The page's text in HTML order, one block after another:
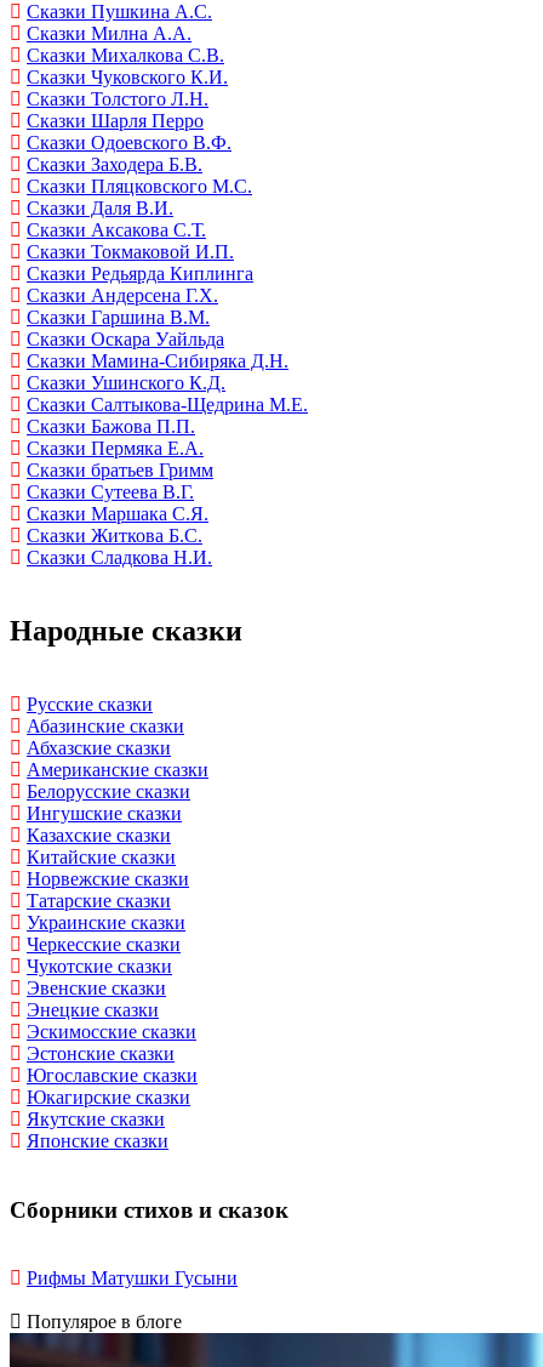
Сказки Пушкина А.С.
Сказки Милна А.А.
Сказки Михалкова С.В.
Сказки Чуковского К.И.
Сказки Толстого Л.Н.
Сказки Шарля Перро
Сказки Одоевского В.Ф.
Сказки Заходера Б.В.
Сказки Пляцковского М.С.
Сказки Даля В.И.
Сказки Аксакова С.Т.
Сказки Токмаковой И.П.
Сказки Редьярда Киплинга
Сказки Андерсена Г.Х.
Сказки Гаршина В.М.
Сказки Оскара Уайльда
Сказки Мамина-Сибиряка Д.Н.
Сказки Ушинского К.Д.
Сказки Салтыкова-Щедрина М.Е.
Сказки Бажова П.П.
Сказки Пермяка Е.А.
Сказки братьев Гримм
Сказки Сутеева В.Г.
Сказки Маршака С.Я.
Сказки Житкова Б.С.
Сказки Сладкова Н.И.
Народные сказки
Русские сказки
Абазинские сказки
Абхазские сказки
Американские сказки
Белорусские сказки
Ингушские сказки
Казахские сказки
Китайские сказки
Норвежские сказки
Татарские сказки
Украинские сказки
Черкесские сказки
Чукотские сказки
Эвенские сказки
Энецкие сказки
Эскимосские сказки
Эстонские сказки
Югославские сказки
Юкагирские сказки
Якутские сказки
Японские сказки
Сборники стихов и сказок
Рифмы Матушки Гусыни
Популярое в блоге